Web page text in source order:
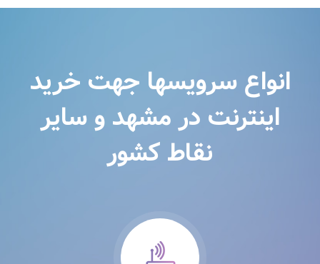
انواع سرویسها جهت خرید
اینترنت در مشهد و سایر
نقاط کشور